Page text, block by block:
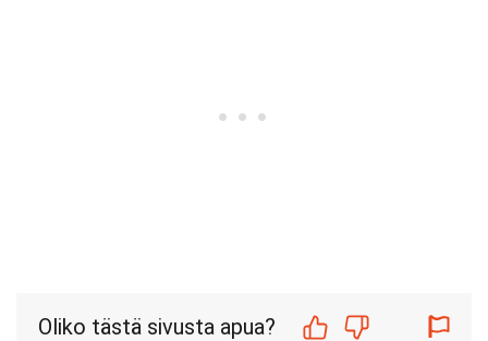
Oliko tästä sivusta apua?